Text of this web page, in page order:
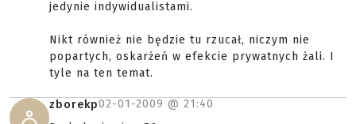
jedynie indywidualistami.
Nikt również nie będzie tu rzucał, niczym nie
popartych, oskarżeń w efekcie prywatnych żali. I
tyle na ten temat.
zborekp02-01-2009 @ 21:40